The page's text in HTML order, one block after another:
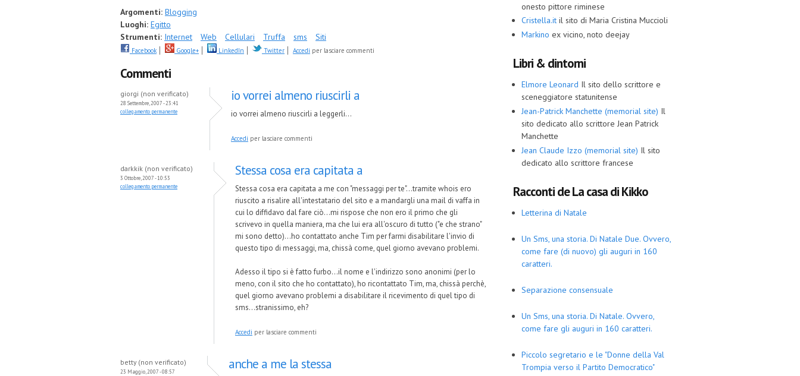
Argomenti: Blogging
Luoghi: Egitto
Strumenti: Internet Web Cellulari Truffa sms Siti
Facebook Google+ LinkedIn Twitter Accedi per lasciare commenti
Commenti
giorgi (non verificato)
28 Settembre, 2007 - 23:41
collegamento permanente
io vorrei almeno riuscirli a
io vorrei almeno riuscirli a leggerli...
Accedi per lasciare commenti
darkkik (non verificato)
3 Ottobre, 2007 - 10:53
collegamento permanente
Stessa cosa era capitata a
Stessa cosa era capitata a me con "messaggi per te"...tramite whois ero
riuscito a risalire all'intestatario del sito e a mandargli una mail di vaffa in
cui lo diffidavo dal fare ciò...mi rispose che non ero il primo che gli
scrivevo in quella maniera, ma che lui era all'oscuro di tutto ("e che strano"
mi sono detto)...ho contattato anche Tim per farmi disabilitare l'invio di
questo tipo di messaggi, ma, chissà come, quel giorno avevano problemi.
Adesso il tipo si è fatto furbo...il nome e l'indirizzo sono anonimi (per lo
meno, con il sito che ho contattato), ho ricontattato Tim, ma, chissà perchè,
quel giorno avevano problemi a disabilitare il ricevimento di quel tipo di
sms...stranissimo, eh?
Accedi per lasciare commenti
betty (non verificato)
23 Maggio, 2007 - 08:57
anche a me la stessa
onesto pittore riminese
Cristella.it il sito di Maria Cristina Muccioli
Markino ex vicino, noto deejay
Libri & dintorni
Elmore Leonard Il sito dello scrittore e
sceneggiatore statunitense
Jean-Patrick Manchette (memorial site) Il
sito dedicato allo scrittore Jean Patrick
Manchette
Jean Claude Izzo (memorial site) Il sito
dedicato allo scrittore francese
Racconti de La casa di Kikko
Letterina di Natale
Un Sms, una storia. Di Natale Due. Ovvero,
come fare (di nuovo) gli auguri in 160
caratteri.
Separazione consensuale
Un Sms, una storia. Di Natale. Ovvero,
come fare gli auguri in 160 caratteri.
Piccolo segretario e le "Donne della Val
Trompia verso il Partito Democratico"